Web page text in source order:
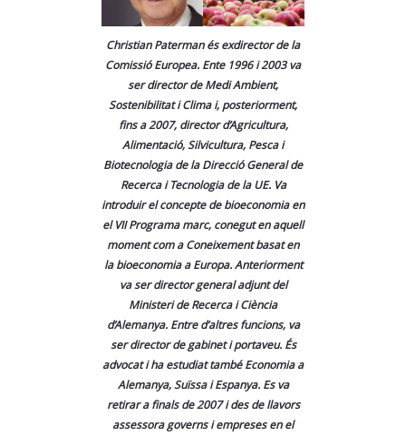
Christian Paterman és exdirector de la
Comissió Europea. Ente 1996 i 2003 va
ser director de Medi Ambient,
Sostenibilitat i Clima i, posteriorment,
fins a 2007, director d’Agricultura,
Alimentació, Silvicultura, Pesca i
Biotecnologia de la Direcció General de
Recerca i Tecnologia de la UE. Va
introduir el concepte de bioeconomia en
el VII Programa marc, conegut en aquell
moment com a Coneixement basat en
la bioeconomia a Europa. Anteriorment
va ser director general adjunt del
Ministeri de Recerca i Ciència
d’Alemanya. Entre d’altres funcions, va
ser director de gabinet i portaveu. És
advocat i ha estudiat també Economia a
Alemanya, Suïssa i Espanya. Es va
retirar a finals de 2007 i des de llavors
assessora governs i empreses en el